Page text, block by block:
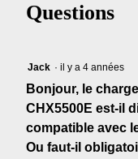
PRO
Questions
Jack · il y a 4 années
Bonjour, le
CHX5500E est-il
compatible avec
Ou faut-il